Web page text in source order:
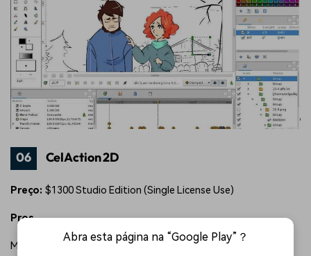
06 CelAction 2D
Preço: $1300 Studio Edition (Single License Use)
Pros
Muito rápido
Abra esta página na “Google Play”？